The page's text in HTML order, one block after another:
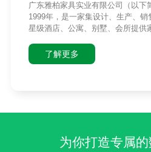
广东雅柏家具实业有限公司（以下
1999年，是一家集设计、生产、
星级酒店、公寓、别墅、会所提供
了解更多
为你打造专属